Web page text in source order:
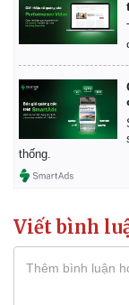
thống.
Viết bình